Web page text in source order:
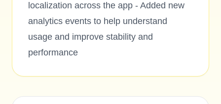
localization across the app - Added new
analytics events to help understand
usage and improve stability and
performance